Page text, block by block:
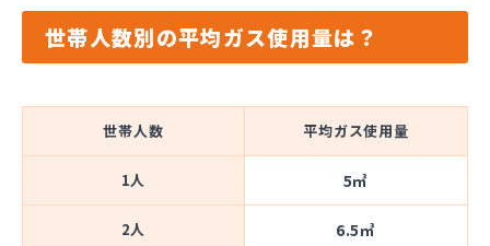
世帯人数別の平均ガス使用量は？
世帯人数 平均ガス使用量
1人 5㎥
2人 6.5㎥